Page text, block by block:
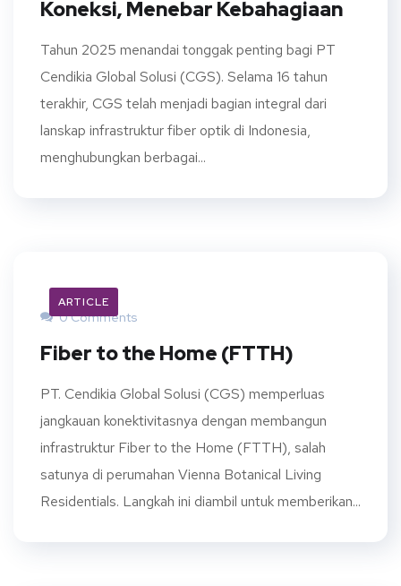
Koneksi, Menebar Kebahagiaan
Tahun 2025 menandai tonggak penting bagi PT
Cendikia Global Solusi (CGS). Selama 16 tahun
terakhir, CGS telah menjadi bagian integral dari
lanskap infrastruktur fiber optik di Indonesia,
menghubungkan berbagai...
ARTICLE
0 Comments
Fiber to the Home (FTTH)
PT. Cendikia Global Solusi (CGS) memperluas
jangkauan konektivitasnya dengan membangun
infrastruktur Fiber to the Home (FTTH), salah
satunya di perumahan Vienna Botanical Living
Residentials. Langkah ini diambil untuk memberikan...